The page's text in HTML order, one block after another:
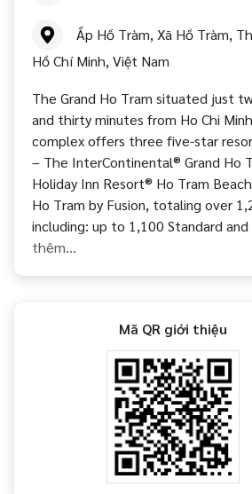
Ấp Hồ Tràm, Xã Hồ Tràm,
Hồ Chí Minh, Việt Nam
The Grand Ho Tram situated just
and thirty minutes from Ho Chi
complex offers three five-star
– The InterContinental® Grand Ho
Holiday Inn Resort® Ho Tram
Ho Tram by Fusion, totaling over
including: up to 1,100 Standard and
thêm...
Mã QR giới thiệu